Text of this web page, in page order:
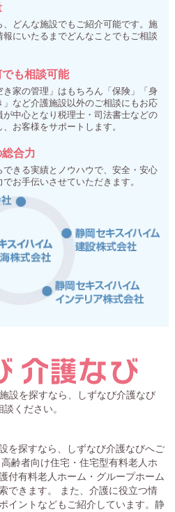
どんな施設でもご紹介可能です。施
にいたるまでどんなことでもご相談
も相談可能
き家の管理」はもちろん「保険」「身
」など介護施設以外のご相談にもお応
が中心となり税理士・司法書士などの
お客様をサポートします。
合力
できる実績とノウハウで、安全・安心
お手伝いさせていただきます。
設を探すなら、しずなび介護なび
談ください。
を探すなら、しずなび介護なびへご
齢者向け住宅・住宅型有料老人ホ
付有料老人ホーム・グループホーム
できます。 また、介護に役立つ情
イントなどもご紹介しています。静